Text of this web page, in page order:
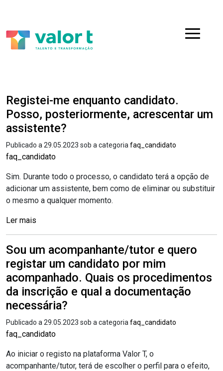
conteúdo
Menu
Registei-me enquanto candidato.
Posso, posteriormente, acrescentar um
assistente?
Publicado a 29.05.2023 sob a categoria faq_candidato
faq_candidato
Sim. Durante todo o processo, o candidato terá a opção de
adicionar um assistente, bem como de eliminar ou substituir
o mesmo a qualquer momento.
Ler mais
Sou um acompanhante/tutor e quero
registar um candidato por mim
acompanhado. Quais os procedimentos
da inscrição e qual a documentação
necessária?
Publicado a 29.05.2023 sob a categoria faq_candidato
faq_candidato
Ao iniciar o registo na plataforma Valor T, o
acompanhante/tutor, terá de escolher o perfil para o efeito,